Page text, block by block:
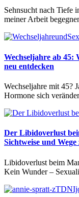
Sehnsucht nach Tiefe
meiner Arbeit
Wechseljahre ab
neu entdecken
Wechseljahre mit 45?
Hormone sich
Der Libidoverlust
Sichtweise und
Libidoverlust beim
Kein Wunder –